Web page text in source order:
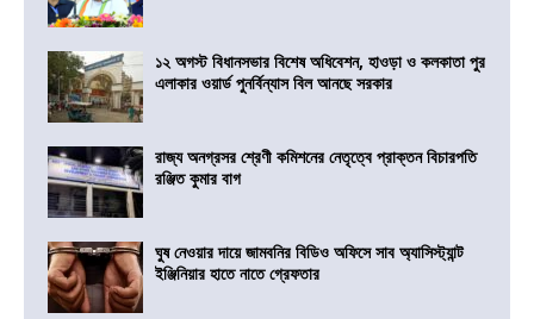
১২ অগস্ট বিধানসভার বিশেষ অধিবেশন, হাওড়া ও কলকাতা পুর
এলাকার ওয়ার্ড পুনর্বিন্যাস বিল আনছে সরকার
রাজ্য অনগ্রসর শ্রেণী কমিশনের নেতৃত্বে প্রাক্তন বিচারপতি
রঞ্জিত কুমার বাগ
ঘুষ নেওয়ার দায়ে জামবনির বিডিও অফিসে সাব অ্যাসিস্ট্যান্ট
ইঞ্জিনিয়ার হাতে নাতে গ্রেফতার